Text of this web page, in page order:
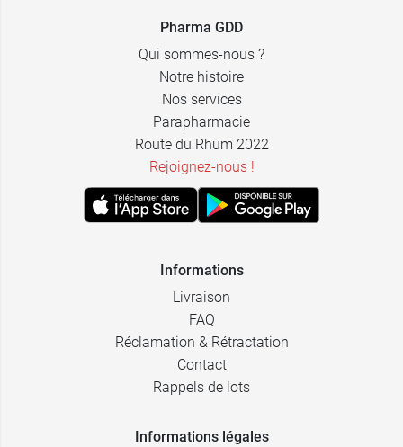
Pharma GDD
Qui sommes-nous ?
Notre histoire
Nos services
Parapharmacie
Route du Rhum 2022
Rejoignez-nous !
Informations
Livraison
FAQ
Réclamation & Rétractation
Contact
Rappels de lots
Informations légales